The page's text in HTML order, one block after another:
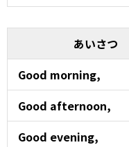
あいさつ
Good morning,
Good afternoon,
Good evening,